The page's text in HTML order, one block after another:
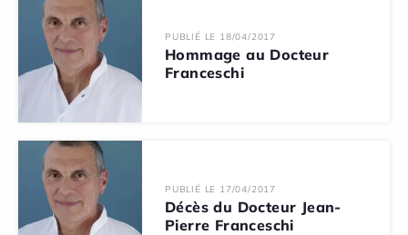
PUBLIÉ LE 18/04/2017
Hommage au Docteur
Franceschi
PUBLIÉ LE 17/04/2017
Décès du Docteur Jean-
Pierre Franceschi